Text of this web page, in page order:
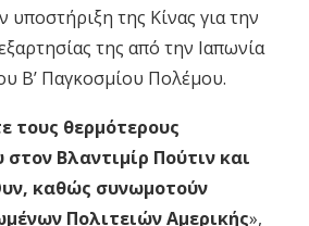
της Κίνας για την
της από την Ιαπωνία
Β’ Παγκοσμίου Πολέμου.
θερμότερους
στον Βλαντιμίρ Πούτιν και
καθώς συνωμοτούν
Πολιτειών Αμερικής»,